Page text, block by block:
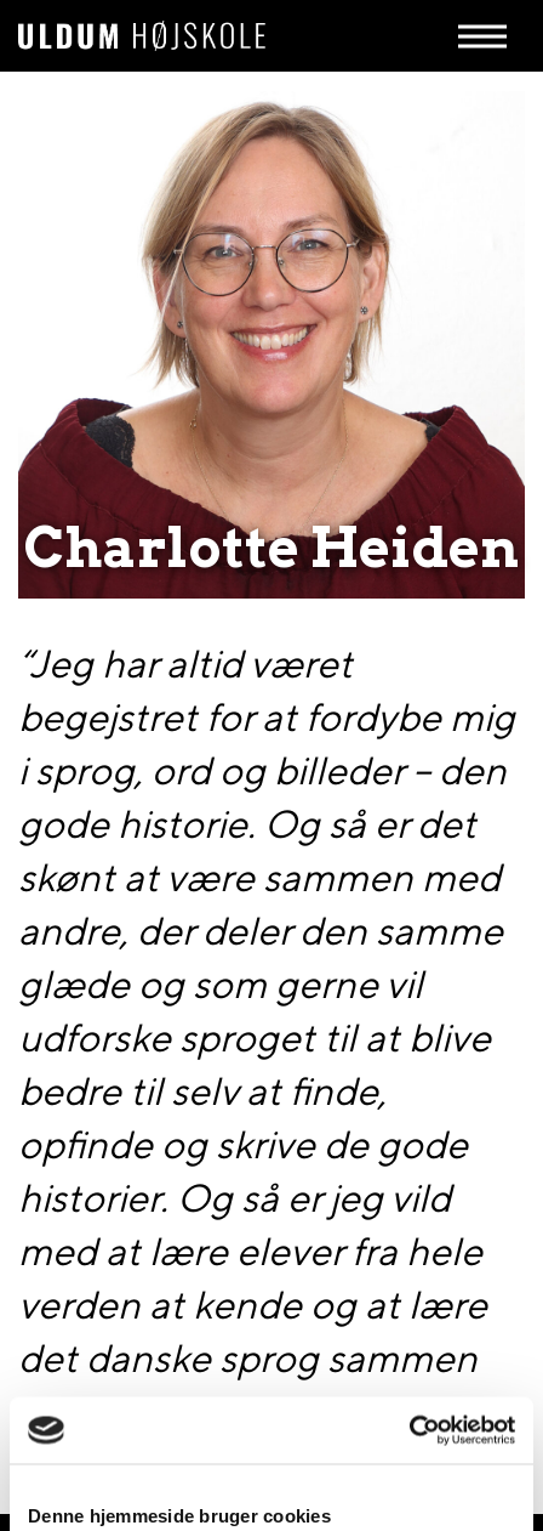
Denne hjemmeside bruger cookies
“Jeg har altid været
begejstret for at fordybe mig
i sprog, ord og billeder – den
gode historie. Og så er det
skønt at være sammen med
andre, der deler den samme
glæde og som gerne vil
udforske sproget til at blive
bedre til selv at finde,
opfinde og skrive de gode
historier. Og så er jeg vild
med at lære elever fra hele
verden at kende og at lære
det danske sprog sammen
med dem.”
Charlotte Heiden